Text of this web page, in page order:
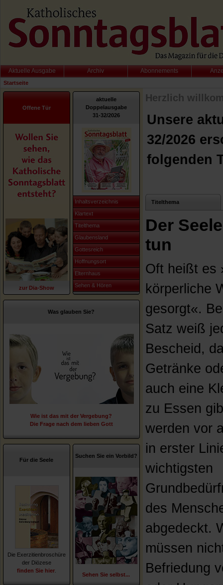
Aktuelle Ausgabe Archiv Abonnements
Startseite
Offene Tür
zur Dia-Show
aktuelle
Doppelausgabe
31-32/2026
Inhaltsverzeichnis
Klartext
Titelthema
Glaubensland
Gottesreich
Hoffnungsort
Elternhaus
Sehen & Hören
Was glauben Sie?
Wie ist das mit der Vergebung?
Die Frage nach dem lieben Gott
Für die Seele
Die Exerzitienbroschüre
der Diözese
finden Sie hier
Suchen Sie ein Vorbild?
Sehen Sie selbst...
Herzlich
Unsere
32/2026
folgenden
Titelthema
Der
tun
Oft heißt es
körperliche
gesorgt«.
Satz weiß
Bescheid,
Getränke
auch eine
zu Essen
werden vor
in erster
wichtigsten
des
abgedeckt.
müssen
Befriedung